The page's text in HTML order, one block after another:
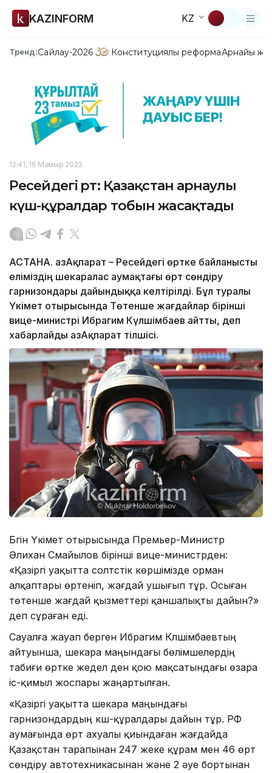
KAZINFORM KZ
Тренд:Сайлау-2026 Конституциялық реформаАрнайы
12:41, 16 Мамыр 2023
Ресейдегі өрт: Қазақстан арнаулы
күш-құралдар тобын жасақтады
АСТАНА. ҚазАқпарат – Ресейдегі өртке байланысты
еліміздің шекаралас аумақтағы өрт сөндіру
гарнизондары дайындыққа келтірілді. Бұл туралы
Үкімет отырысында Төтенше жағдайлар бірінші
вице-министрі Ибрагим Күлшімбаев айтты, деп
хабарлайды ҚазАқпарат тілшісі.
Бүгін Үкімет отырысында Премьер-Министр
Әлихан Смайылов бірінші вице-министрден:
«Қазіргі уақытта солтүстік көршімізде орман
алқаптары өртеніп, жағдай ушығып тұр. Осыған
төтенше жағдай қызметтері қаншалықты дайын?»
деп сұраған еді.
Сауалға жауап берген Ибрагим Күлшімбаевтың
айтуынша, шекара маңындағы бөлімшелердің
табиғи өртке жедел ден қою мақсатындағы өзара
іс-қимыл жоспары жаңартылған.
«Қазіргі уақытта шекара маңындағы
гарнизондардың күш-құралдары дайын тұр. РФ
аумағында өрт ахуалы қиындаған жағдайда
Қазақстан тарапынан 247 жеке құрам мен 46 өрт
сөндіру автотехникасынан және 2 әуе бортынан